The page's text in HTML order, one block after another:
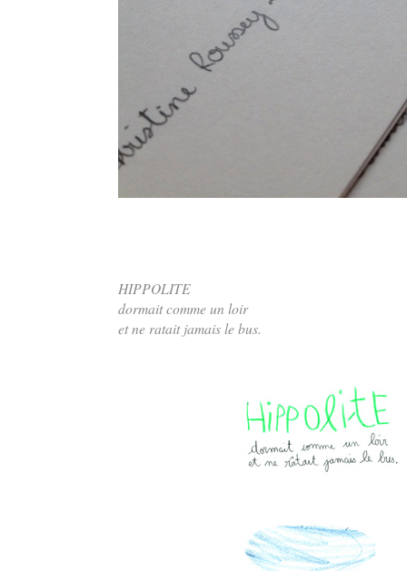
HIPPOLITE
dormait comme un loir
et ne ratait jamais le bus.